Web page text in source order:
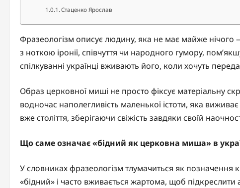
Стаценко Ярослав
Фразеологізм описує людину, яка не має майже нічого
з ноткою іронії, співчуття чи народного гумору,
спілкуванні українці вживають його, коли хочуть
Образ церковної миші не просто фіксує матеріальну
водночас наполегливість маленької істоти, яка
вже століття, зберігаючи свіжість завдяки своїй
Що саме означає «бідний як церковна миша» в
У словниках фразеологізм тлумачиться як позначення
«бідний» і часто вживається жартома, щоб підкреслити